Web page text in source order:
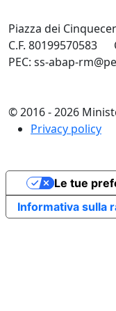
Piazza dei
C.F. 80199570583
PEC: ss-abap-
© 2016 - 2026
Privacy policy
Informativa sulla
Le tue